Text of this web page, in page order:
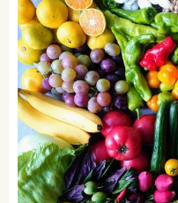
おでかけ
生活